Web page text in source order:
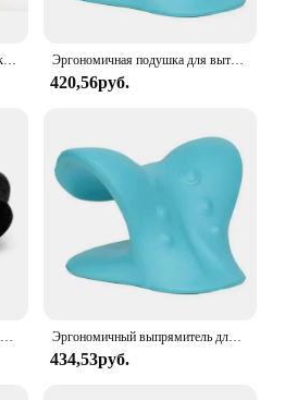
Эргономичная подушка для вытяжения шеи, облегчение боли, расслабляющее средство для шеи и плеч, подушка для хиропрактики для TMJ, головная боль, натяжение мышц
420,56руб.
1/2 шт. эргономичные накладки на подлокотник-подушка для подлокотника офисного стула-подушка для поддержки локтей для компьютера, игровых и настольных стульев Эргономичный выпрямитель для шеи и плеч, облегчение боли, устройство для сцепления шейного отдела позвоночника, коррекция осанки шеи, для головной боли, мышечное напряжение TMJ
434,53руб.